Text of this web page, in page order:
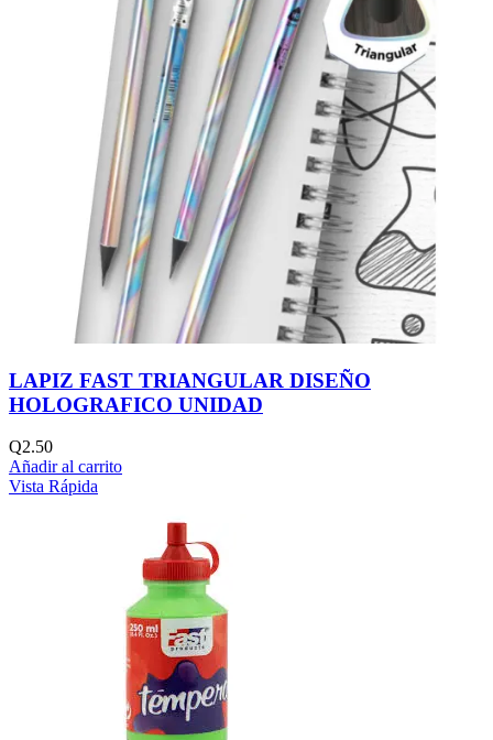
LAPIZ FAST TRIANGULAR DISEÑO
HOLOGRAFICO UNIDAD
Q2.50
Añadir al carrito
Vista Rápida